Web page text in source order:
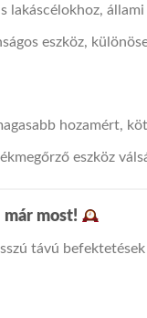
lakáscélokhoz,
eszköz,
hozamért,
eszköz
most!
távú